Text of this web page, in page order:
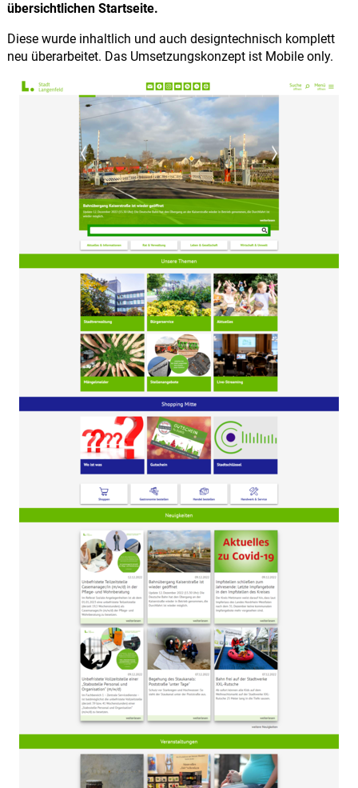
übersichtlichen Startseite.
Diese wurde inhaltlich und auch designtechnisch komplett
neu überarbeitet. Das Umsetzungskonzept ist Mobile only.